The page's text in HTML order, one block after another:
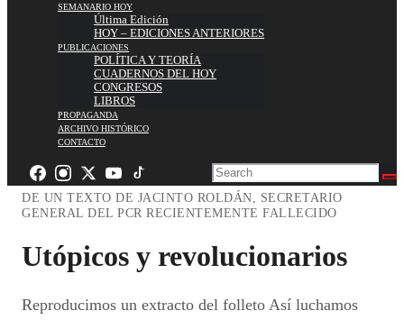
SEMANARIO HOY
Última Edición
HOY – EDICIONES ANTERIORES
PUBLICACIONES
POLÍTICA Y TEORÍA
CUADERNOS DEL HOY
CONGRESOS
LIBROS
PROPAGANDA
ARCHIVO HISTÓRICO
CONTACTO
DE UN TEXTO DE JACINTO ROLDÁN, SECRETARIO
GENERAL DEL PCR RECIENTEMENTE FALLECIDO
Utópicos y revolucionarios
Reproducimos un extracto del folleto Así luchamos